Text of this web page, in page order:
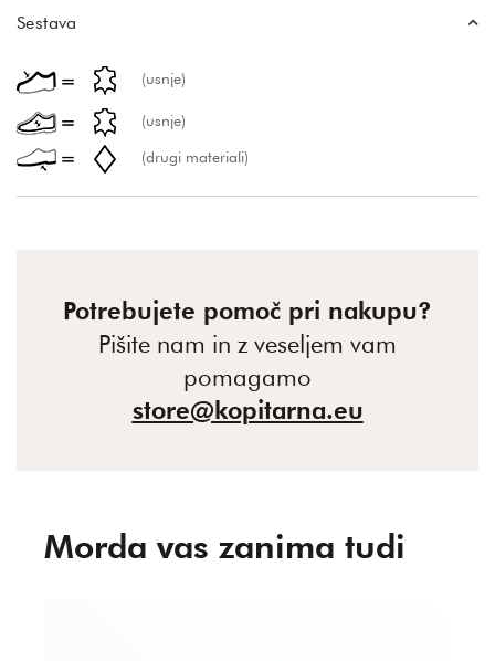
Sestava
(usnje)
(usnje)
(drugi materiali)
Potrebujete pomoč pri nakupu?
Pišite nam in z veseljem vam
pomagamo
store@kopitarna.eu
Morda vas zanima tudi